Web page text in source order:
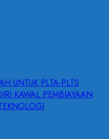
UNTUK PLTA-PLTS
KAWAL PEMBIAYAAN